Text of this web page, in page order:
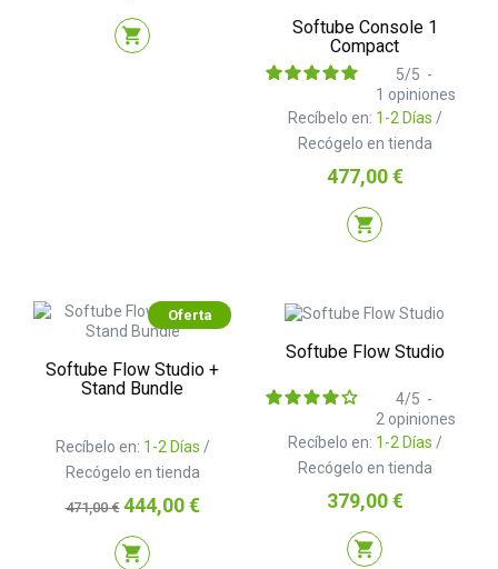
shopping_cart
Softube Console 1
Compact
Recíbelo en: 1-2 Días /
Recógelo en tienda
5/5 -
1 opiniones
Precio
477,00 €
shopping_cart
Oferta
Softube Flow Studio +
Stand Bundle
Recíbelo en: 1-2 Días /
Recógelo en tienda
Precio
base
471,00 € Precio
444,00 €
shopping_cart
Softube Flow Studio
Recíbelo en: 1-2 Días /
Recógelo en tienda
4/5 -
2 opiniones
Precio
379,00 €
shopping_cart